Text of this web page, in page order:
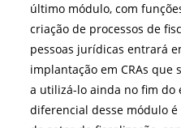
último módulo, com
criação de processos de
pessoas jurídicas entrará
implantação em CRAs que
a utilizá-lo ainda no fim do
diferencial desse módulo